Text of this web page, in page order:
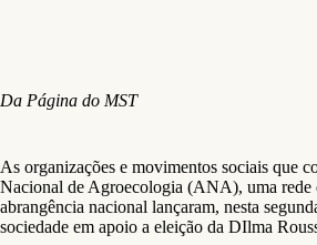
Da Página do MST
As organizações e movimentos sociais que
Nacional de Agroecologia (ANA), uma rede
abrangência nacional lançaram, nesta
sociedade em apoio a eleição da DIlma